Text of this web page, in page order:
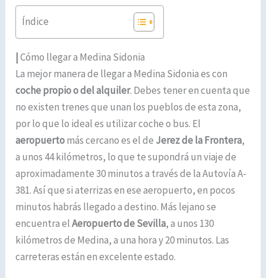
Índice
|Cómo llegar a Medina Sidonia
La mejor manera de llegar a Medina Sidonia es con
coche propio o del alquiler. Debes tener en cuenta que
no existen trenes que unan los pueblos de esta zona,
por lo que lo ideal es utilizar coche o bus. El
aeropuertomás cercano es el de Jerez de la Frontera,
a unos 44 kilómetros, lo que te supondrá un viaje de
aproximadamente 30 minutos a través de la Autovía A-
381. Así que si aterrizas en ese aeropuerto, en pocos
minutos habrás llegado a destino. Más lejano se
encuentra elAeropuerto de Sevilla, a unos 130
kilómetros de Medina, a una hora y 20 minutos. Las
carreteras están en excelente estado.